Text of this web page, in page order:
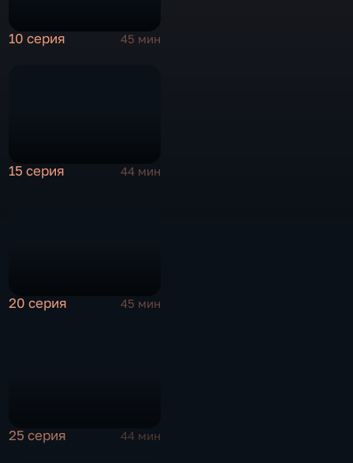
10 серия 45 мин
15 серия 44 мин
20 серия 45 мин
25 серия 44 мин